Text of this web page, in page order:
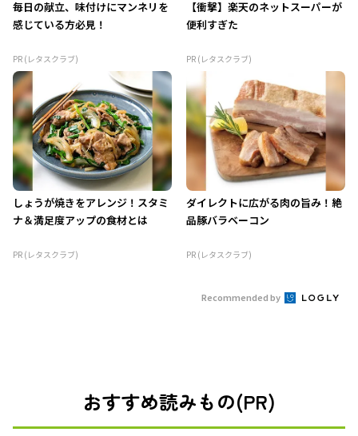
毎日の献立、味付けにマンネリを
感じている方必見！
PR (レタスクラブ)
【衝撃】楽天のネットスーパーが
便利すぎた
PR (レタスクラブ)
しょうが焼きをアレンジ！スタミ
ナ＆満足度アップの食材とは
PR (レタスクラブ)
ダイレクトに広がる肉の旨み！絶
品豚バラベーコン
PR (レタスクラブ)
Recommended by
おすすめ読みもの(PR)